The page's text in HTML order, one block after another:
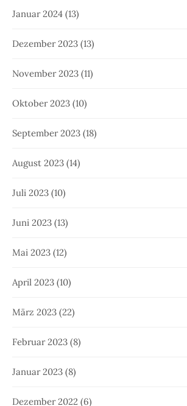
Januar 2024 (13)
Dezember 2023 (13)
November 2023 (11)
Oktober 2023 (10)
September 2023 (18)
August 2023 (14)
Juli 2023 (10)
Juni 2023 (13)
Mai 2023 (12)
April 2023 (10)
März 2023 (22)
Februar 2023 (8)
Januar 2023 (8)
Dezember 2022 (6)